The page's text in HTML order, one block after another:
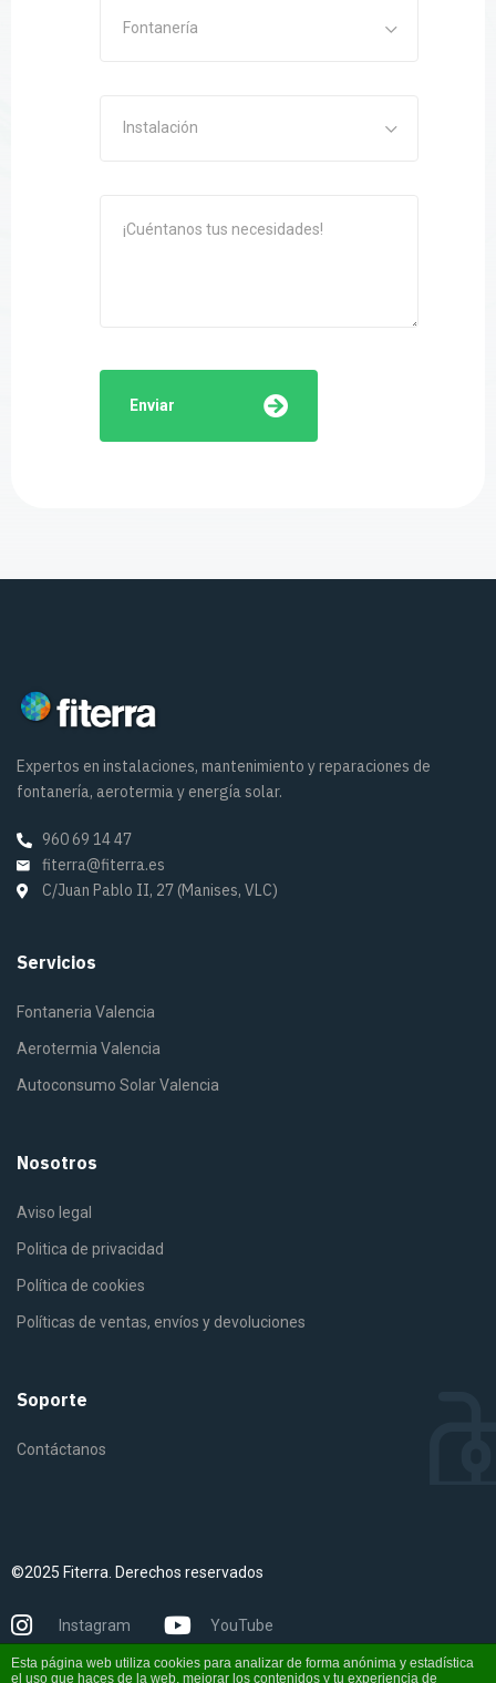
Fontanería
Instalación
Enviar
Expertos en instalaciones, mantenimiento y reparaciones de
fontanería, aerotermia y energía solar.
960 69 14 47
fiterra@fiterra.es
C/Juan Pablo II, 27 (Manises, VLC)
Servicios
Fontaneria Valencia
Aerotermia Valencia
Autoconsumo Solar Valencia
Nosotros
Aviso legal
Politica de privacidad
Política de cookies
Políticas de ventas, envíos y devoluciones
Soporte
Contáctanos
©2025 Fiterra. Derechos reservados
Instagram YouTube
Esta página web utiliza cookies para analizar de forma anónima y estadística
el uso que haces de la web, mejorar los contenidos y tu experiencia de